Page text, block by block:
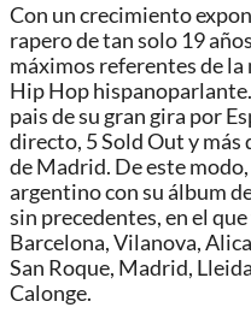
Con un crecimiento
rapero de tan solo 19
máximos referentes de la
Hip Hop
pais de su gran gira por
directo, 5 Sold Out y más
de Madrid. De este
argentino con su álbum
sin precedentes, en el
Barcelona, Vilanova,
San Roque, Madrid,
Calonge.